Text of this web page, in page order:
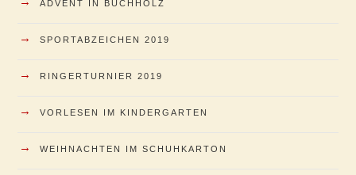
ADVENT IN BUCHHOLZ
→ SPORTABZEICHEN 2019
→ RINGERTURNIER 2019
→ VORLESEN IM KINDERGARTEN
→ WEIHNACHTEN IM SCHUHKARTON